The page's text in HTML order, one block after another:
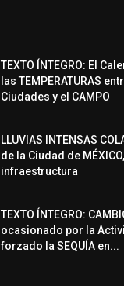
TEXTO ÍNTEGRO: El
las TEMPERATURAS
Ciudades y el CAMPO
LLUVIAS INTENSAS
de la Ciudad de
infraestructura
TEXTO ÍNTEGRO:
ocasionado por la
forzado la SEQUÍA en...